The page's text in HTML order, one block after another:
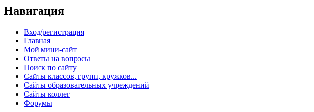
Навигация
Вход/регистрация
Главная
Мой мини-сайт
Ответы на вопросы
Поиск по сайту
Сайты классов, групп, кружков...
Сайты образовательных учреждений
Сайты коллег
Форумы